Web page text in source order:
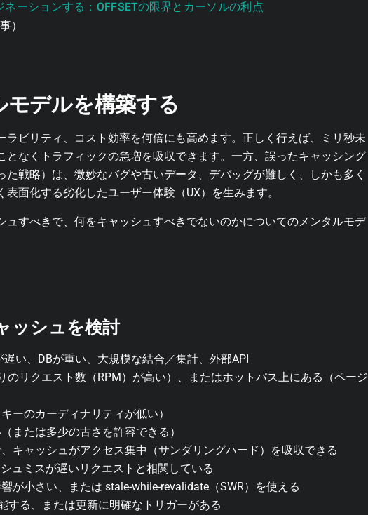
ーションする：OFFSETの限界とカーソルの利点
）
デルを構築する
ビリティ、コスト効率を何倍にも高めます。正しく行えば、ミリ秒未
なくトラフィックの急増を吸収できます。一方、誤ったキャッシング
た戦略）は、微妙なバグや古いデータ、デバッグが難しく、しかも多く
面化する劣化したユーザー体験（UX）を生みます。
すべきで、何をキャッシュすべきでないのかについてのメンタルモデ
ッシュを検討
遅い、DBが重い、大規模な結合／集計、外部API
のリクエスト数（RPM）が高い）、またはホットパス上にある（ページ
ーのカーディナリティが低い）
または多少の古さを許容できる）
キャッシュがアクセス集中（サンダリングハード）を吸収できる
ュミスが遅いリクエストと相関している
響が小さい、または stale-while-revalidate（SWR）を使える
する、または更新に明確なトリガーがある